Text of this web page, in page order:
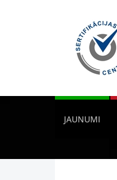
JAUNUMI